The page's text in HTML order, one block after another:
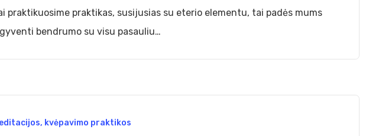
praktikuosime praktikas, susijusias su eterio elementu, tai padės mums
bendrumo su visu pasauliu…
kvėpavimo praktikos